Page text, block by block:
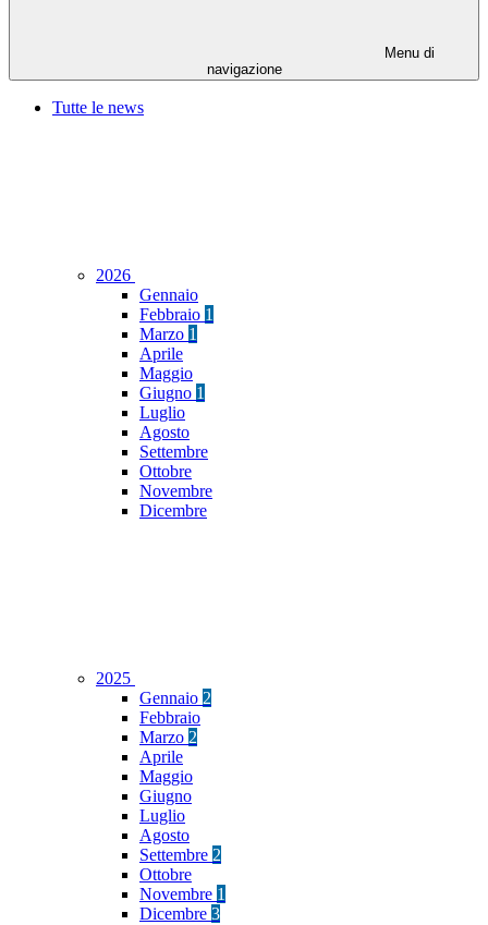
Menu di
navigazione
Tutte le news
2026
Gennaio
Febbraio 1
Marzo 1
Aprile
Maggio
Giugno 1
Luglio
Agosto
Settembre
Ottobre
Novembre
Dicembre
2025
Gennaio 2
Febbraio
Marzo 2
Aprile
Maggio
Giugno
Luglio
Agosto
Settembre 2
Ottobre
Novembre 1
Dicembre 3